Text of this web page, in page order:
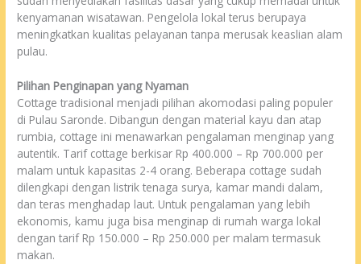
kenyamanan wisatawan. Pengelola lokal terus berupaya
meningkatkan kualitas pelayanan tanpa merusak keaslian alam
pulau.
Pilihan Penginapan yang Nyaman
Cottage tradisional menjadi pilihan akomodasi paling populer
di Pulau Saronde. Dibangun dengan material kayu dan atap
rumbia, cottage ini menawarkan pengalaman menginap yang
autentik. Tarif cottage berkisar Rp 400.000 – Rp 700.000 per
malam untuk kapasitas 2-4 orang. Beberapa cottage sudah
dilengkapi dengan listrik tenaga surya, kamar mandi dalam,
dan teras menghadap laut. Untuk pengalaman yang lebih
ekonomis, kamu juga bisa menginap di rumah warga lokal
dengan tarif Rp 150.000 – Rp 250.000 per malam termasuk
makan.